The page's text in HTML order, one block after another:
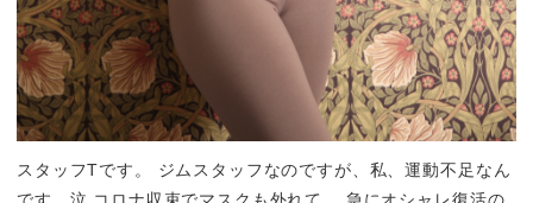
スタッフTです。 ジムスタッフなのですが、私、運動不足なん